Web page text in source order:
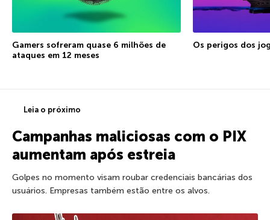
Gamers sofreram quase 6 milhões de
ataques em 12 meses
Os perigos dos
Leia o próximo
Campanhas maliciosas com o PIX
aumentam após estreia
Golpes no momento visam roubar credenciais bancárias dos
usuários. Empresas também estão entre os alvos.